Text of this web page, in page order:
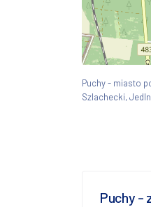
Puchy - miasto
Szlachecki,
Puchy -